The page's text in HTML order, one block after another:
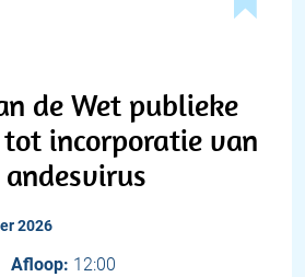
de Wet publieke
incorporatie van
2026
Afloop: 12:00